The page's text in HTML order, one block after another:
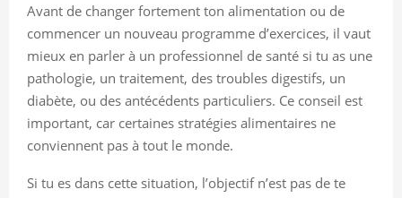
Avant de changer fortement ton alimentation ou de
commencer un nouveau programme d’exercices, il vaut
mieux en parler à un professionnel de santé si tu as une
pathologie, un traitement, des troubles digestifs, un
diabète, ou des antécédents particuliers. Ce conseil est
important, car certaines stratégies alimentaires ne
conviennent pas à tout le monde.
Si tu es dans cette situation, l’objectif n’est pas de te